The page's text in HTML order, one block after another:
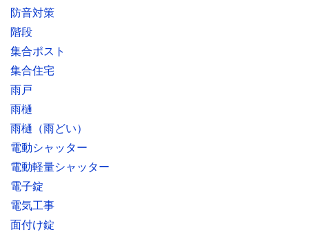
防音対策
階段
集合ポスト
集合住宅
雨戸
雨樋
雨樋（雨どい）
電動シャッター
電動軽量シャッター
電子錠
電気工事
面付け錠